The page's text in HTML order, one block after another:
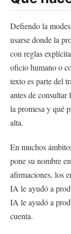
Defiendo la
usarse donde la
con reglas
oficio humano o
texto es parte del
antes de
la promesa y qué
alta.
En muchos
pone su nombre
afirmaciones, los
IA le ayudó a
IA le ayudó a
cuenta.